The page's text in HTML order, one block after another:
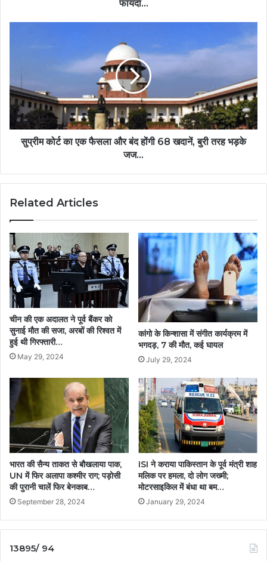
फायदा...
सुप्रीम कोर्ट का एक फैसला और बंद होंगी 68 खदानें, बुरी तरह भड़के
जज...
Related Articles
चीन की एक अदालत ने पूर्व बैंकर को
सुनाई मौत की सजा, अरबों की रिश्वत में
हुई थी गिरफ्तारी…
May 29, 2024
कांगो के किन्शासा में संगीत कार्यक्रम में
भगदड़, 7 की मौत, कई घायल
July 29, 2024
भारत की सैन्य ताकत से बौखलाया पाक,
UN में फिर अलापा कश्मीर राग; पड़ोसी
की पुरानी चालें फिर बेनकाब…
September 28, 2024
ISI ने कराया पाकिस्तान के पूर्व मंत्री शाह
मलिक पर हमला, दो लोग जख्मी;
मोटरसाइकिल में बंधा था बम…
January 29, 2024
13895/ 94